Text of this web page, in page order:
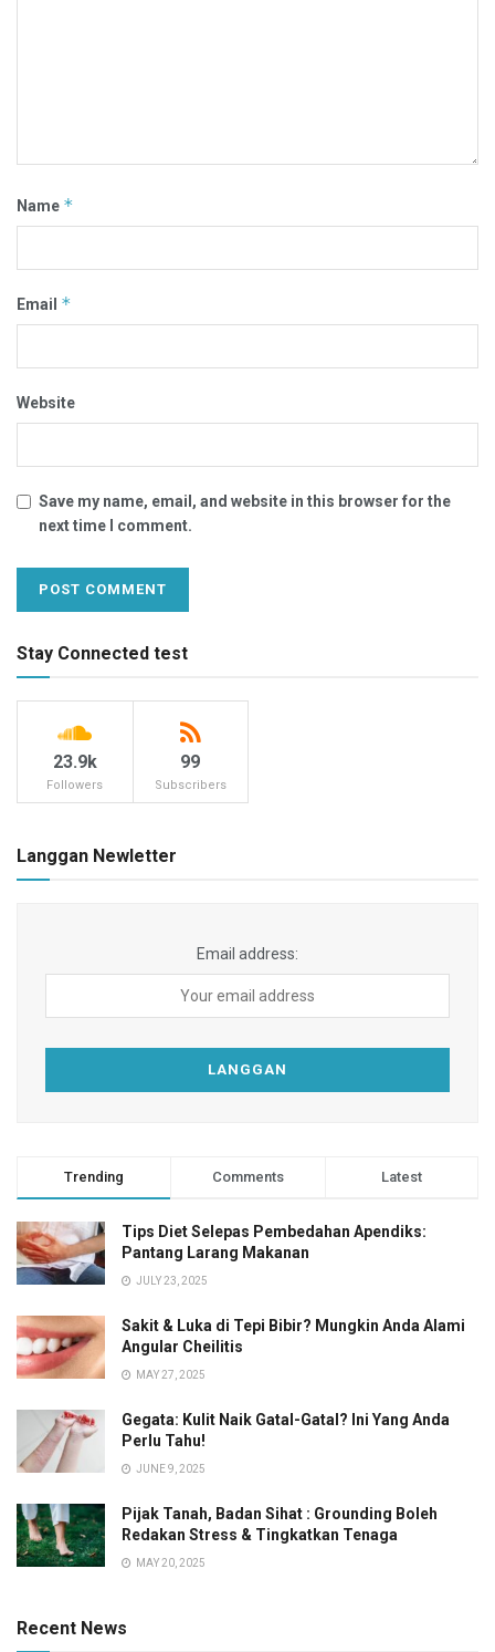
Name *
Email *
Website
Save my name, email, and website in this browser for the
next time I comment.
Stay Connected test
23.9k
Followers
99
Subscribers
Langgan Newletter
Email address:
Trending Comments Latest
Tips Diet Selepas Pembedahan Apendiks:
Pantang Larang Makanan
JULY 23, 2025
Sakit & Luka di Tepi Bibir? Mungkin Anda Alami
Angular Cheilitis
MAY 27, 2025
Gegata: Kulit Naik Gatal-Gatal? Ini Yang Anda
Perlu Tahu!
JUNE 9, 2025
Pijak Tanah, Badan Sihat : Grounding Boleh
Redakan Stress & Tingkatkan Tenaga
MAY 20, 2025
Recent News